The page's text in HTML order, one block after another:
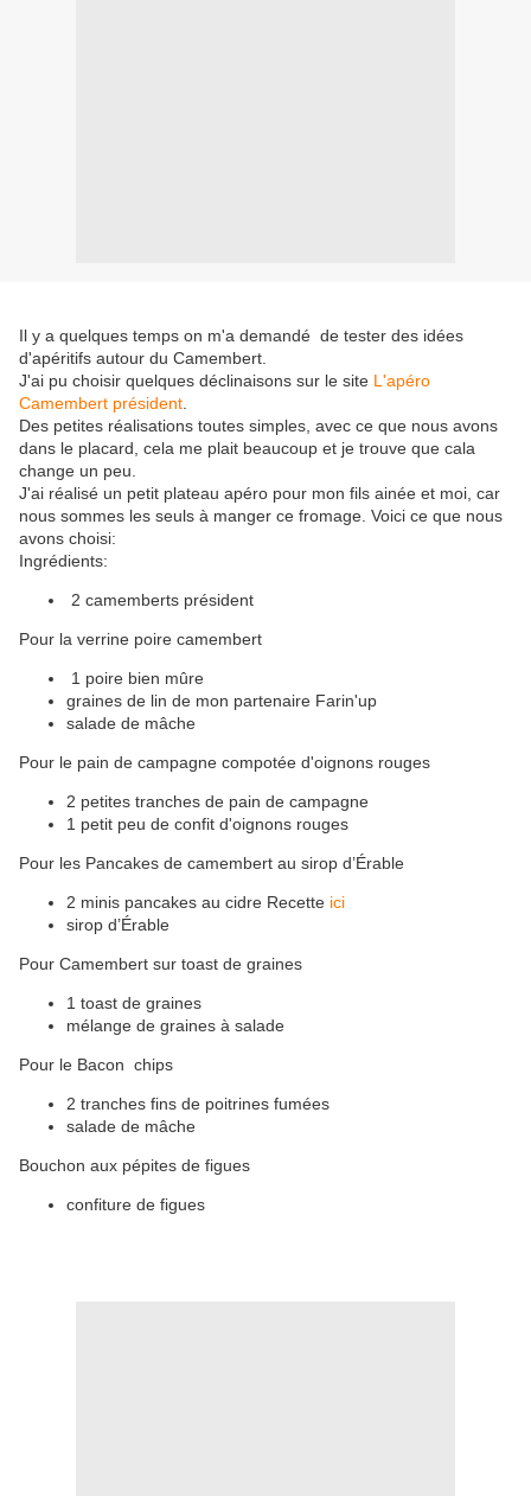
Il y a quelques temps on m'a demandé de tester des idées
d'apéritifs autour du Camembert.
J'ai pu choisir quelques déclinaisons sur le site L'apéro
Camembert président
Des petites réalisations toutes simples, avec ce que nous avons
dans le placard, cela me plait beaucoup et je trouve que cala
change un peu.
J'ai réalisé un petit plateau apéro pour mon fils ainée et moi, car
nous sommes les seuls à manger ce fromage. Voici ce que nous
avons choisi:
Ingrédients:
2 camemberts président
Pour la verrine poire camembert
1 poire bien mûre
graines de lin de mon partenaire Farin'up
salade de mâche
Pour le pain de campagne compotée d'oignons rouges
2 petites tranches de pain de campagne
1 petit peu de confit d'oignons rouges
Pour les Pancakes de camembert au sirop d’Érable
2 minis pancakes au cidre Recette ici
sirop d’Érable
Pour Camembert sur toast de graines
1 toast de graines
mélange de graines à salade
Pour le Bacon chips
2 tranches fins de poitrines fumées
salade de mâche
Bouchon aux pépites de figues
confiture de figues